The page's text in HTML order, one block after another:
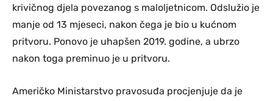
krivičnog djela povezanog s maloljetnicom. Odslužio je
manje od 13 mjeseci, nakon čega je bio u kućnom
pritvoru. Ponovo je uhapšen 2019. godine, a ubrzo
nakon toga preminuo je u pritvoru.
Američko Ministarstvo pravosuđa procjenjuje da je